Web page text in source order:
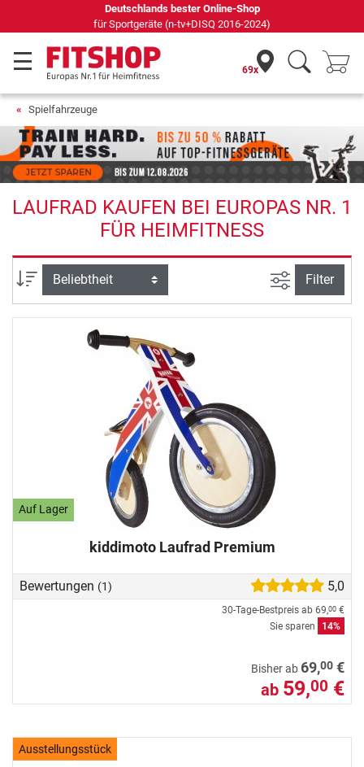
69 Fachmärkte vor Ort mit 75 eigenen Servicetechnikern
69x
Spielfahrzeuge
LAUFRAD KAUFEN BEI EUROPAS NR. 1
FÜR HEIMFITNESS
Sortierung Ansicht
Filter
Auf Lager
kiddimoto Laufrad Premium
Bewertungen (1) 5,0
30-Tage-Bestpreis ab 69,00 €
Sie sparen
14%
Bisher ab 69,00 €
ab 59,00 €
Ausstellungsstück